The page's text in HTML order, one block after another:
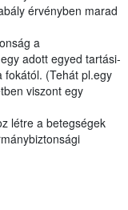
érvényben marad
a
adott egyed tartási-
(Tehát pl.egy
viszont egy
létre a betegségek